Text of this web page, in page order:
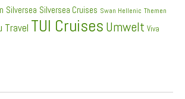
Silversea Silversea Cruises Swan Hellenic Themen
Travel TUI Cruises Umwelt Viva